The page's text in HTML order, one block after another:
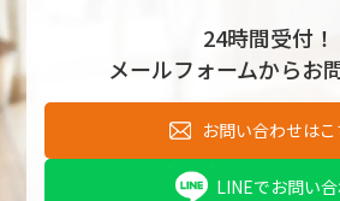
24時間受付！
メールフォームからお
お問い合わせはこ
LINEでお問い